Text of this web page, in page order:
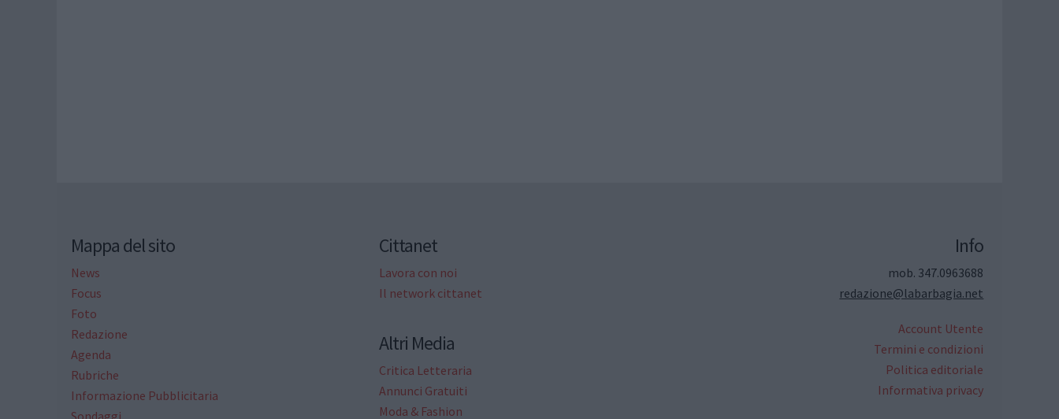
Mappa del sito
News
Focus
Foto
Redazione
Agenda
Rubriche
Informazione Pubblicitaria
Sondaggi
Cittanet
Lavora con noi
Il network cittanet
Altri Media
Critica Letteraria
Annunci Gratuiti
Moda & Fashion
Info
mob. 347.0963688
redazione@labarbagia.net
Account Utente
Termini e condizioni
Politica editoriale
Informativa privacy